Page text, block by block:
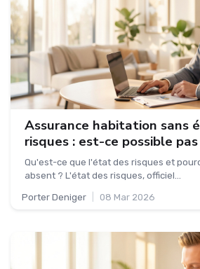
Assurance habitation sans
risques : est-ce possible pas
Qu'est-ce que l'état des risques et
absent ? L'état des risques, officiel...
Porter Deniger 08 Mar 2026